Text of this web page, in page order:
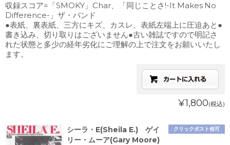
収録スコア=「SMOKY」Char、「同じことさ!-It Makes No
Difference-」ザ・バンド
●表紙、裏表紙、三方にキズ、カスレ、表紙左端上に圧迫あと●
書き込み、切り取りはございません●古い雑誌ですので明記さ
れた状態と多少の経年劣化にご理解の上で注文をお願いいたし
ます。
¥1,800(税込)
クリックポスト他可
シーラ・E(Sheila E.) ゲイ
リー・ムーア(Gary Moore)